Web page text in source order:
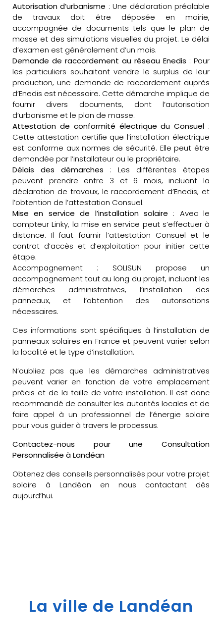
Autorisation d’urbanisme : Une déclaration préalable
de travaux doit être déposée en mairie,
accompagnée de documents tels que le plan de
masse et des simulations visuelles du projet. Le délai
d’examen est généralement d’un mois.
Demande de raccordement au réseau Enedis : Pour
les particuliers souhaitant vendre le surplus de leur
production, une demande de raccordement auprès
d’Enedis est nécessaire. Cette démarche implique de
fournir divers documents, dont l’autorisation
d’urbanisme et le plan de masse.
Attestation de conformité électrique du Consuel :
Cette attestation certifie que l’installation électrique
est conforme aux normes de sécurité. Elle peut être
demandée par l’installateur ou le propriétaire.
Délais des démarches : Les différentes étapes
peuvent prendre entre 3 et 6 mois, incluant la
déclaration de travaux, le raccordement d’Enedis, et
l’obtention de l’attestation Consuel.
Mise en service de l’installation solaire : Avec le
compteur Linky, la mise en service peut s’effectuer à
distance. Il faut fournir l’attestation Consuel et le
contrat d’accès et d’exploitation pour initier cette
étape.
Accompagnement : SOLISUN propose un
accompagnement tout au long du projet, incluant les
démarches administratives, l’installation des
panneaux, et l’obtention des autorisations
nécessaires.
Ces informations sont spécifiques à l’installation de
panneaux solaires en France et peuvent varier selon
la localité et le type d’installation.
N’oubliez pas que les démarches administratives
peuvent varier en fonction de votre emplacement
précis et de la taille de votre installation. Il est donc
recommandé de consulter les autorités locales et de
faire appel à un professionnel de l’énergie solaire
pour vous guider à travers le processus.
Contactez-nous pour une Consultation
Personnalisée à Landéan
Obtenez des conseils personnalisés pour votre projet
solaire à Landéan en nous contactant dès
aujourd’hui.
La ville de Landéan